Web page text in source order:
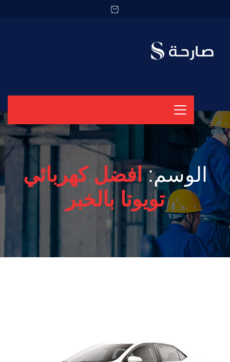
الوسم:افضل كهربائي
تويوتا بالخبر